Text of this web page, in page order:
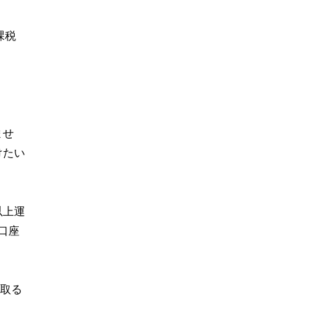
税
せ
たい
上運
座
る